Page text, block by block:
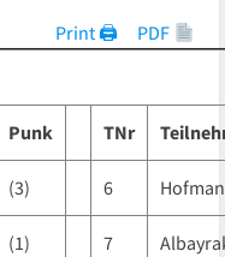
Print 🖨
PDF
Punk TNr
(3) 6
(1) 7